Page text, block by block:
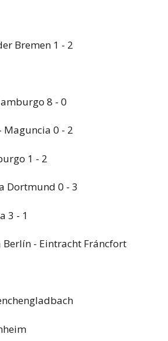
Bremen 1 - 2
8 - 0
Maguncia 0 - 2
1 - 2
Dortmund 0 - 3
3 - 1
Berlín - Eintracht Fráncfort